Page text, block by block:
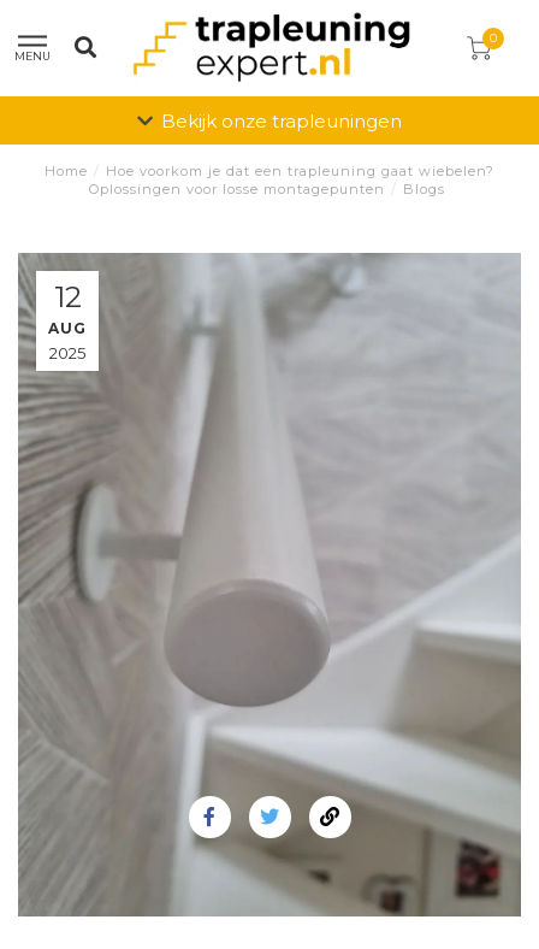
MENU
0
Bekijk onze trapleuningen
Home /
Hoe voorkom je dat een trapleuning gaat wiebelen?
Oplossingen voor losse montagepunten / Blogs
12
AUG
2025